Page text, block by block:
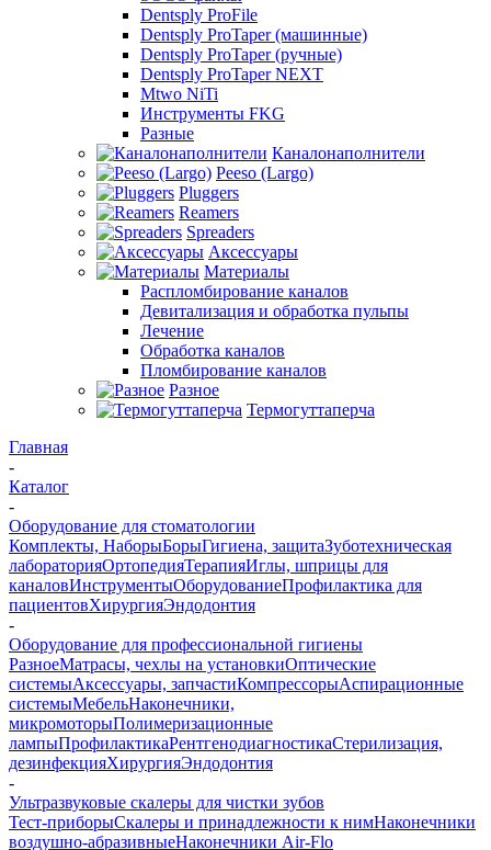
Dentsply ProFile
Dentsply ProTaper (машинные)
Dentsply ProTaper (ручные)
Dentsply ProTaper NEXT
Mtwo NiTi
Инструменты FKG
Разные
Каналонаполнители
Peeso (Largo)
Pluggers
Reamers
Spreaders
Аксессуары
Материалы
Распломбирование каналов
Девитализация и обработка пульпы
Лечение
Обработка каналов
Пломбирование каналов
Разное
Термогуттаперча
Главная
-
Каталог
-
Оборудование для стоматологии
Комплекты, НаборыБорыГигиена, защитаЗуботехническая
лабораторияОртопедияТерапияИглы, шприцы для
каналовИнструментыОборудованиеПрофилактика для
пациентовХирургияЭндодонтия
-
Оборудование для профессиональной гигиены
РазноеМатрасы, чехлы на установкиОптические
системыАксессуары, запчастиКомпрессорыАспирационные
системыМебельНаконечники,
микромоторыПолимеризационные
лампыПрофилактикаРентгенодиагностикаСтерилизация,
дезинфекцияХирургияЭндодонтия
-
Ультразвуковые скалеры для чистки зубов
Тест-приборыСкалеры и принадлежности к нимНаконечники
воздушно-абразивныеНаконечники Air-Flo